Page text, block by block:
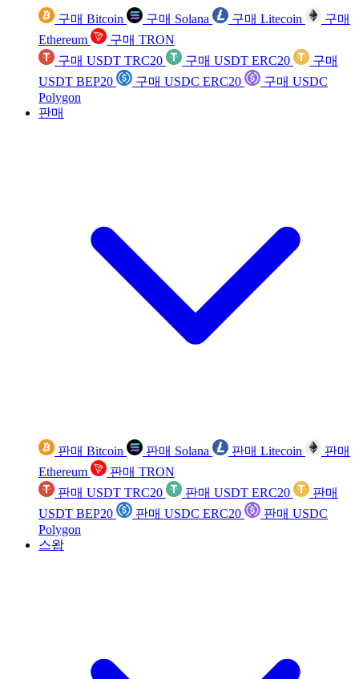
구매 Bitcoin 구매 Solana 구매 Litecoin
구매
Ethereum
구매 TRON
구매 USDT TRC20
구매 USDT ERC20
구매
USDT BEP20
구매 USDC ERC20
구매 USDC
Polygon
판매
판매 Bitcoin 판매 Solana 판매 Litecoin
판매
Ethereum
판매 TRON
판매 USDT TRC20
판매 USDT ERC20
판매
USDT BEP20
판매 USDC ERC20
판매 USDC
Polygon
스왑